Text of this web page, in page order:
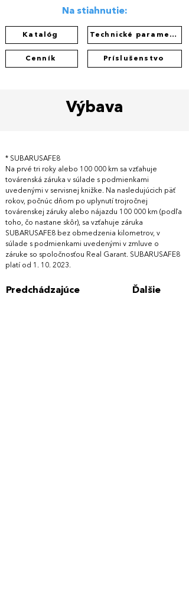
Na stiahnutie:
Katalóg
Cenník
Technické parametre
Príslušenstvo
Výbava
* SUBARUSAFE8
Na prvé tri roky alebo 100 000 km sa vzťahuje
továrenská záruka v súlade s podmienkami
uvedenými v servisnej knižke. Na nasledujúcich päť
rokov, počnúc dňom po uplynutí trojročnej
továrenskej záruky alebo nájazdu 100 000 km (podľa
toho, čo nastane skôr), sa vzťahuje záruka
SUBARUSAFE8 bez obmedzenia kilometrov, v
súlade s podmienkami uvedenými v zmluve o
záruke so spoločnosťou Real Garant. SUBARUSAFE8
platí od 1. 10. 2023.
Predchádzajúce Ďalšie